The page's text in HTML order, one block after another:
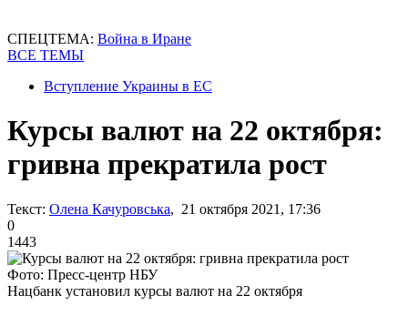
СПЕЦТЕМА: Война в Иране
ВСЕ ТЕМЫ
Вступление Украины в ЕС
Курсы валют на 22 октября:
гривна прекратила рост
Текст: Олена Качуровська, 21 октября 2021, 17:36
0
1443
Фото: Пресс-центр НБУ
Нацбанк установил курсы валют на 22 октября